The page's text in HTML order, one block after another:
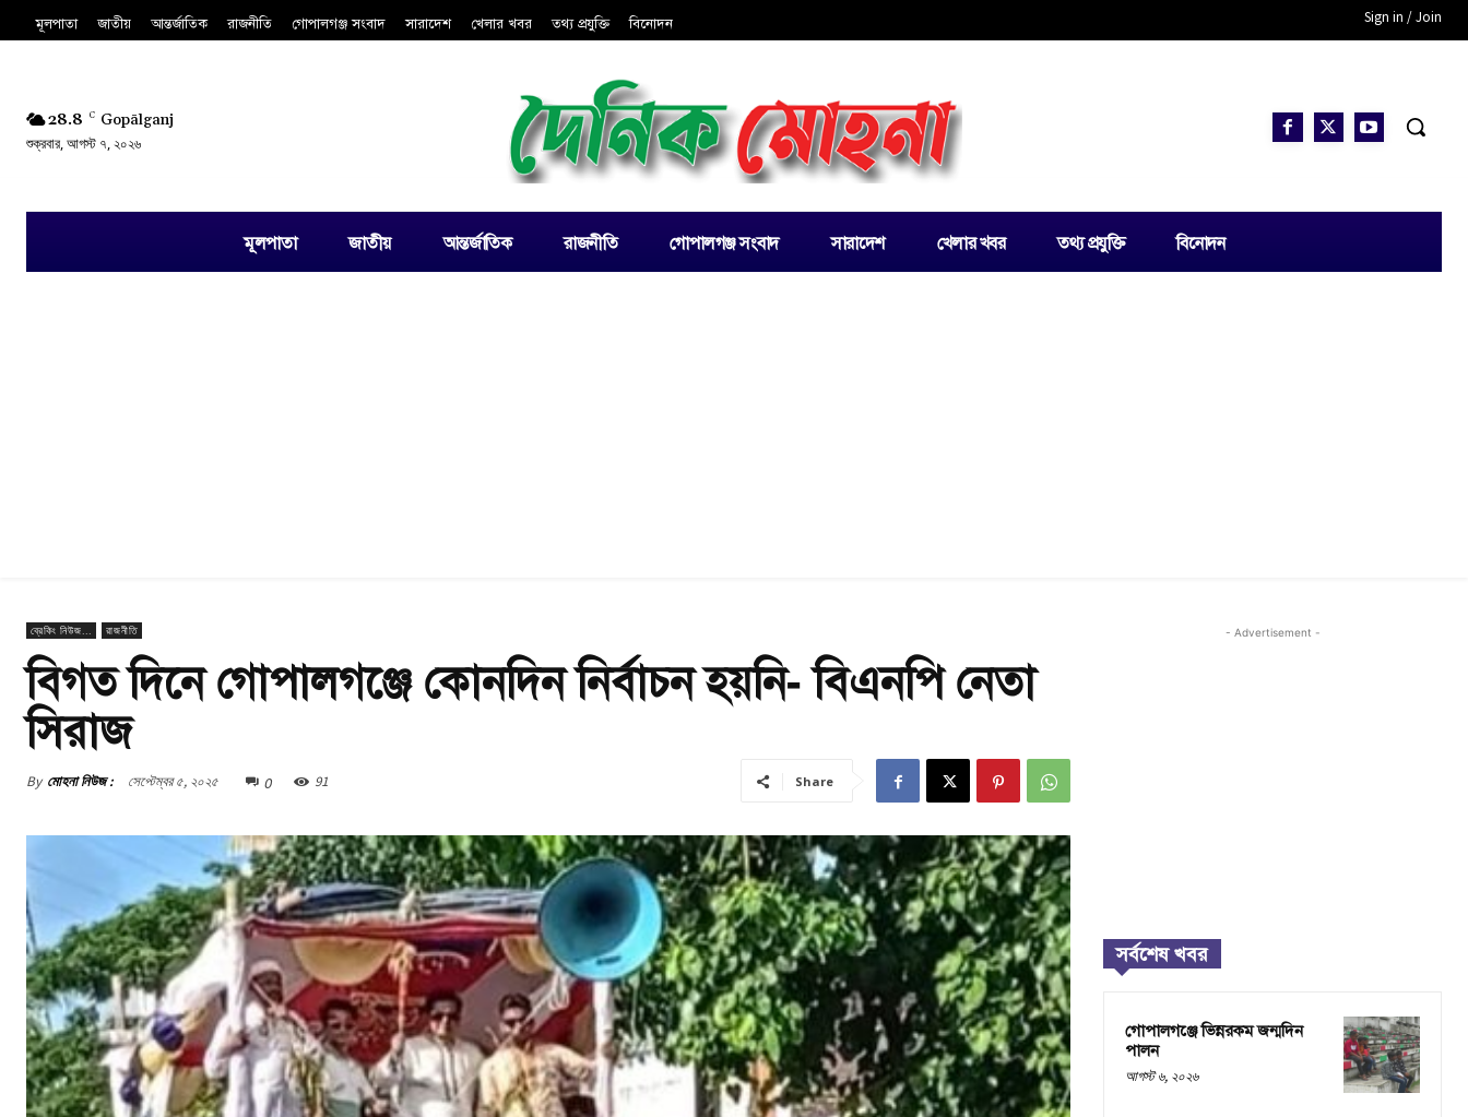
মূলপাতা জাতীয় আন্তর্জাতিক রাজনীতি গোপালগঞ্জ সংবাদ সারাদেশ খেলার খবর তথ্য প্রযুক্তি বিনোদন Sign in / Join
28.8 C Gopālganj
শুক্রবার, আগস্ট ৭, ২০২৬
মূলপাতা জাতীয় আন্তর্জাতিক রাজনীতি গোপালগঞ্জ সংবাদ সারাদেশ খেলার খবর তথ্য প্রযুক্তি বিনোদন
ব্রেকিং নিউজ... রাজনীতি
বিগত দিনে গোপালগঞ্জে কোনদিন নির্বাচন হয়নি- বিএনপি নেতা
সিরাজ
By মোহনা নিউজ : সেপ্টেম্বর ৫, ২০২৫ 0 91 Share
- Advertisement -
সর্বশেষ খবর
গোপালগঞ্জে ভিন্নরকম জন্মদিন
পালন
আগস্ট ৬, ২০২৬